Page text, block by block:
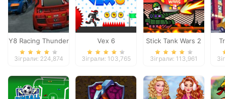
Y8 Racing Thunder
Зіграли: 224,874
Vex 6
Зіграли: 103,765
Stick Tank Wars 2
Зіграли: 113,961